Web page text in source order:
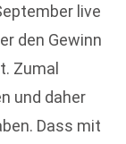
live
den Gewinn
Zumal
und daher
Dass mit